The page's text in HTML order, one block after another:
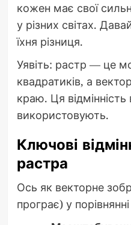
кожен має свої
у різних світах.
їхня різниця.
Уявіть: растр — це
квадратиків, а
краю. Ця відмінність
використовують.
Ключові
растра
Ось як векторне
програє) у